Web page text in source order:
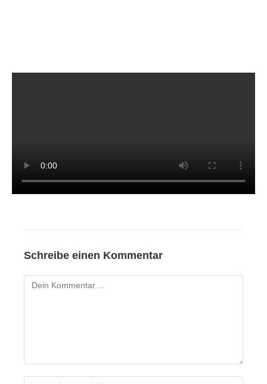
Schreibe einen Kommentar